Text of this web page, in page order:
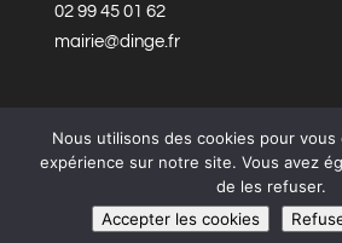
02 99 45 01 62
mairie@dinge.fr
Réalisation © Mairie de Dingé,
Mentions légales|Politique de
Nous utilisons des cookies pour vous
expérience sur notre site. Vous avez
de les refuser.
Accepter les cookies